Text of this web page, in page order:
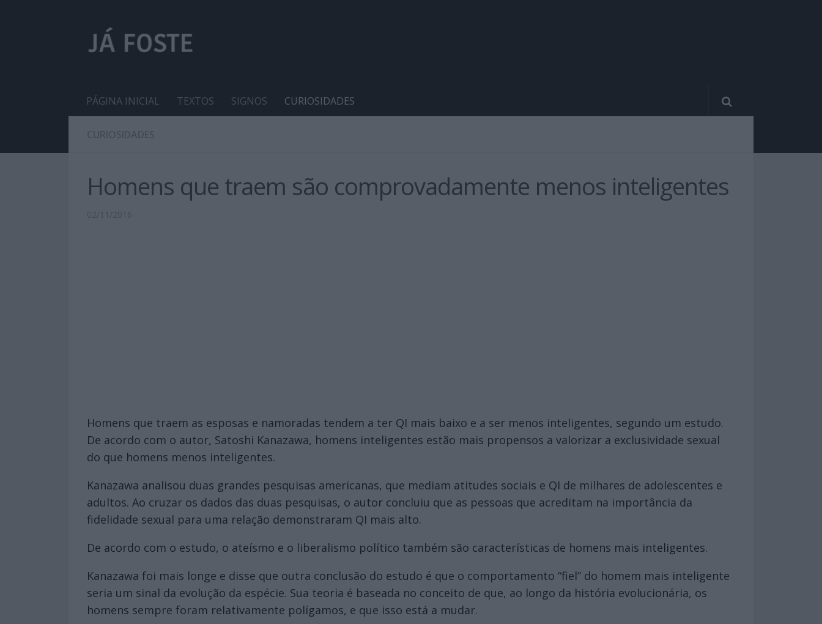
PÁGINA INICIAL TEXTOS SIGNOS CURIOSIDADES
Homens que traem são comprovadamente menos inteligentes
Homens que traem as esposas e namoradas tendem a ter QI mais baixo e a ser menos inteligentes, segundo um estudo.
De acordo com o autor, Satoshi Kanazawa, homens inteligentes estão mais propensos a valorizar a exclusividade sexual
do que homens menos inteligentes.
Kanazawa analisou duas grandes pesquisas americanas, que mediam atitudes sociais e QI de milhares de adolescentes e
adultos. Ao cruzar os dados das duas pesquisas, o autor concluiu que as pessoas que acreditam na importância da
fidelidade sexual para uma relação demonstraram QI mais alto.
De acordo com o estudo, o ateísmo e o liberalismo político também são características de homens mais inteligentes.
Kanazawa foi mais longe e disse que outra conclusão do estudo é que o comportamento “fiel” do homem mais inteligente
seria um sinal da evolução da espécie. Sua teoria é baseada no conceito de que, ao longo da história evolucionária, os
homens sempre foram relativamente polígamos, e que isso está a mudar.